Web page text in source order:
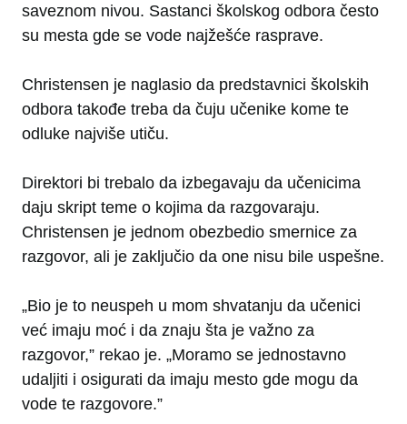
saveznom nivou. Sastanci školskog odbora često
su mesta gde se vode najžešće rasprave.
Christensen je naglasio da predstavnici školskih
odbora takođe treba da čuju učenike kome te
odluke najviše utiču.
Direktori bi trebalo da izbegavaju da učenicima
daju skript teme o kojima da razgovaraju.
Christensen je jednom obezbedio smernice za
razgovor, ali je zaključio da one nisu bile uspešne.
„Bio je to neuspeh u mom shvatanju da učenici
već imaju moć i da znaju šta je važno za
razgovor,” rekao je. „Moramo se jednostavno
udaljiti i osigurati da imaju mesto gde mogu da
vode te razgovore.”